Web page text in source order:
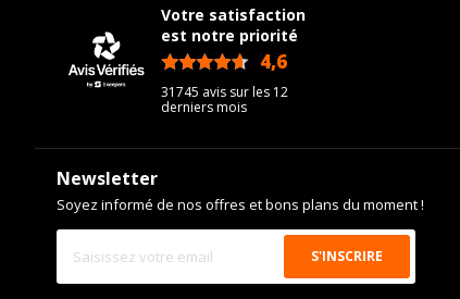
Votre satisfaction
est notre priorité
4,6
31745 avis sur les 12
derniers mois
Newsletter
Soyez informé de nos offres et bons plans du moment !